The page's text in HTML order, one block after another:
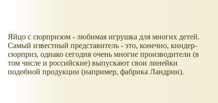
Яйцо с сюрпризом - любимая игрушка для многих детей.
Самый известный представитель - это, конечно, киндер-
сюрприз, однако сегодня очень многие производители (в
том числе и российские) выпускают свои линейки
подобной продукции (например, фабрика Ландрин).